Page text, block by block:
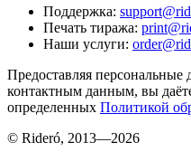
Поддержка:
Печать тиража:
Наши услуги:
Предоставляя
контактным данным, вы
определенных Политикой
© Rideró, 2013—2026